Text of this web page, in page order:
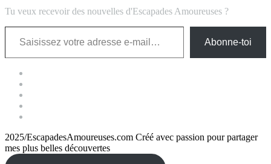
Tu veux recevoir des nouvelles d'Escapades Amoureuses ?
Saisissez votre adresse e-mail…
Abonne-toi
2025/EscapadesAmoureuses.com Créé avec passion pour partager
mes plus belles découvertes